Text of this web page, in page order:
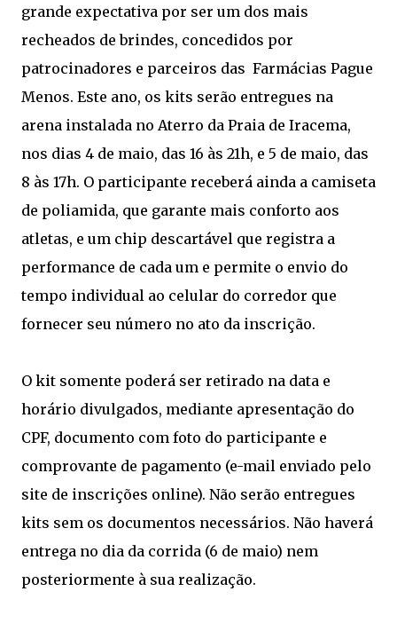
grande expectativa por ser um dos mais
recheados de brindes, concedidos por
patrocinadores e parceiros das Farmácias Pague
Menos. Este ano, os kits serão entregues na
arena instalada no Aterro da Praia de Iracema,
nos dias 4 de maio, das 16 às 21h, e 5 de maio, das
8 às 17h. O participante receberá ainda a camiseta
de poliamida, que garante mais conforto aos
atletas, e um chip descartável que registra a
performance de cada um e permite o envio do
tempo individual ao celular do corredor que
fornecer seu número no ato da inscrição.
O kit somente poderá ser retirado na data e
horário divulgados, mediante apresentação do
CPF, documento com foto do participante e
comprovante de pagamento (e-mail enviado pelo
site de inscrições online). Não serão entregues
kits sem os documentos necessários. Não haverá
entrega no dia da corrida (6 de maio) nem
posteriormente à sua realização.